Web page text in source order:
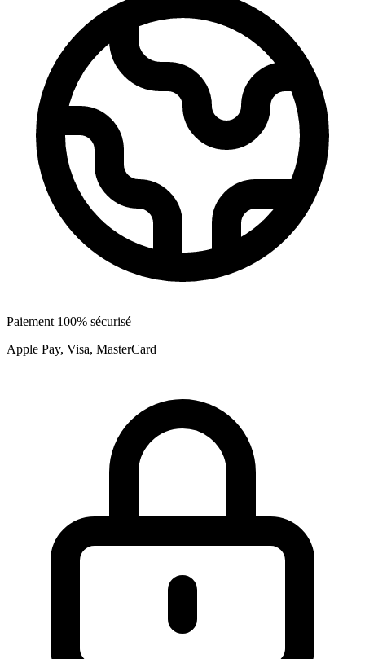
Paiement 100% sécurisé
Apple Pay, Visa, MasterCard